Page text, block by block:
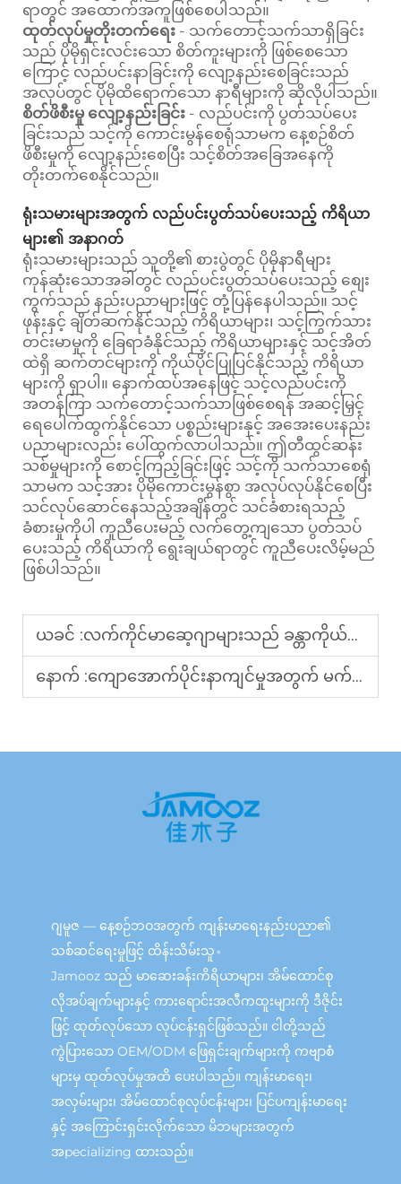
ရာတွင် အထောက်အကူဖြစ်စေပါသည်။
ထုတ်လုပ်မှုတိုးတက်ရေး - သက်တောင့်သက်သာရှိခြင်း
သည် ပိုမိုရှင်းလင်းသော စိတ်ကူးများကို ဖြစ်စေသော
ကြောင့် လည်ပင်းနာခြင်းကို လျော့နည်းစေခြင်းသည်
အလုပ်တွင် ပိုမိုထိရောက်သော နာရီများကို ဆိုလိုပါသည်။
စိတ်ဖိစီးမှု လျော့နည်းခြင်း - လည်ပင်းကို ပွတ်သပ်ပေး
ခြင်းသည် သင့်ကို ကောင်းမွန်စေရုံသာမက နေ့စဉ်စိတ်
ဖိစီးမှုကို လျော့နည်းစေပြီး သင့်စိတ်အခြေအနေကို
တိုးတက်စေနိုင်သည်။
ရုံးသမားများအတွက် လည်ပင်းပွတ်သပ်ပေးသည့် ကိရိယာ
များ၏ အနာဂတ်
ရုံးသမားများသည် သူတို့၏ စားပွဲတွင် ပိုမိုနာရီများ
ကုန်ဆုံးသောအခါတွင် လည်ပင်းပွတ်သပ်ပေးသည့် စျေး
ကွက်သည် နည်းပညာများဖြင့် တုံ့ပြန်နေပါသည်။ သင့်
ဖုန်းနှင့် ချိတ်ဆက်နိုင်သည့် ကိရိယာများ၊ သင့်ကြွက်သား
တင်းမာမှုကို ခြေရာခံနိုင်သည့် ကိရိယာများနှင့် သင့်အိတ်
ထဲရှိ ဆက်တင်များကို ကိုယ်ပိုင်ပြုပြင်နိုင်သည့် ကိရိယာ
များကို ရှာပါ။ နောက်ထပ်အနေဖြင့် သင့်လည်ပင်းကို
အတန်ကြာ သက်တောင့်သက်သာဖြစ်စေရန် အဆင့်မြှင့်
ရေပေါက်ထွက်နိုင်သော ပစ္စည်းများနှင့် အအေးပေးနည်း
ပညာများလည်း ပေါ်ထွက်လာပါသည်။ ဤတီထွင်ဆန်း
သစ်မှုများကို စောင့်ကြည့်ခြင်းဖြင့် သင့်ကို သက်သာစေရုံ
သာမက သင့်အား ပိုမိုကောင်းမွန်စွာ အလုပ်လုပ်နိုင်စေပြီး
သင်လုပ်ဆောင်နေသည့်အချိန်တွင် သင်ခံစားရသည့်
ခံစားမှုကိုပါ ကူညီပေးမည့် လက်တွေ့ကျသော ပွတ်သပ်
ပေးသည့် ကိရိယာကို ရွေးချယ်ရာတွင် ကူညီပေးလိမ့်မည်
ဖြစ်ပါသည်။
ယခင် :လက်ကိုင်မာဆေ့ဂျာများသည် ခန္တာကိုယ်လုံးကျန်းမာရေးအတွက် သင့်လျော်ပါသလား။
နောက် :ကျောအောက်ပိုင်းနာကျင်မှုအတွက် မက်ဆေ့ချ် ပိုက်ဆံအိတ်သည် အလုပ်လုပ်ပါသလား။
ဂျမူဇ — နေ့စဉ်ဘဝအတွက် ကျန်းမာရေးနည်းပညာ၏
သစ်ဆင်ရေးမှုဖြင့် ထိန်းသိမ်းသူ。
Jamooz သည် မာဆေးခန်းကိရိယာများ၊ အိမ်ထောင်စု
လိုအပ်ချက်များနှင့် ကားရောင်းအလီကထူးများကို ဒီဇိုင်း
ဖြင့် ထုတ်လုပ်သော လုပ်ငန်းရှင်ဖြစ်သည်။ ငါတို့သည်
ကွဲပြားသော OEM/ODM ဖြေရှင်းချက်များကို ကဗျာစံ
များမှ ထုတ်လုပ်မှုအထိ ပေးပါသည်။ ကျန်းမာရေး၊
အလှမ်းများ၊ အိမ်ထောင်စုလုပ်ငန်းများ၊ ပြင်ပကျန်းမာရေး
နှင့် အကြောင်းရှင်းလိုက်သော မိဘများအတွက်
အpecializing ထားသည်။